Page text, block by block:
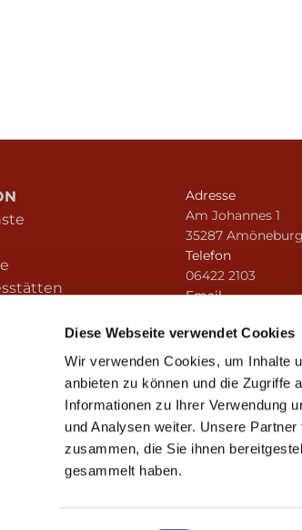
Diese Webseite verwendet Cookies
Wir verwenden Cookies, um Inhalte
anbieten zu können und die Zugriffe
Informationen zu Ihrer Verwendung
und Analysen weiter. Unsere
zusammen, die Sie ihnen
gesammelt haben.
Adresse
Am Johannes 1
35287 Amöneburg
Telefon
06422 2103
Email
Impressum